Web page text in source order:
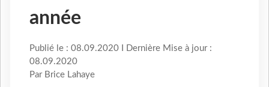
année
Publié le : 08.09.2020 I Dernière Mise à jour :
08.09.2020
Par Brice Lahaye